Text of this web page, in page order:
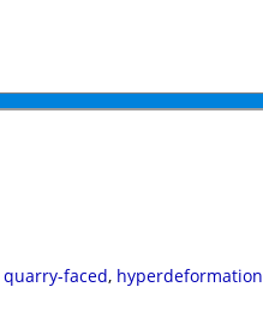
quarry-faced, hyperdeformation